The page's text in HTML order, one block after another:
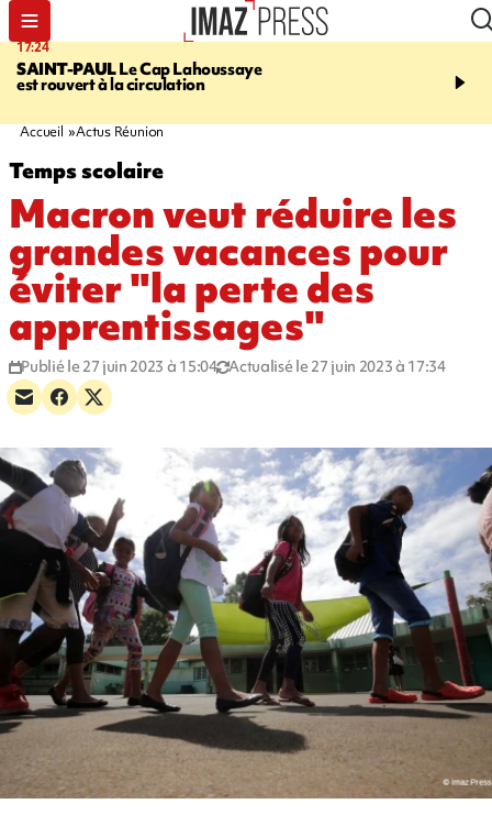
17:24
SAINT-PAULLe Cap Lahoussaye
est rouvert à la circulation
19:49
Quentin Dumontier, sa
Accueil Actus Réunion
Temps scolaire
Macron veut réduire les
grandes vacances pour
éviter "la perte des
apprentissages"
Publié le 27 juin 2023 à 15:04 Actualisé le 27 juin 2023 à 17:34